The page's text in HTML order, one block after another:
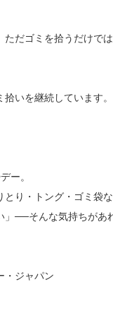
だゴミを拾うだけで
いを継続しています
ー。
り・トング・ゴミ袋
──そんな気持ちがあ
・ジャパン